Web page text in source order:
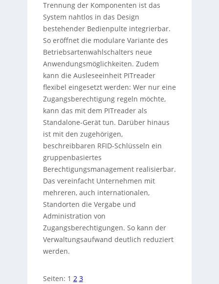
Trennung der Komponenten ist das
System nahtlos in das Design
bestehender Bedienpulte integrierbar.
So eröffnet die modulare Variante des
Betriebsartenwahlschalters neue
Anwendungsmöglichkeiten. Zudem
kann die Ausleseeinheit PITreader
flexibel eingesetzt werden: Wer nur eine
Zugangsberechtigung regeln möchte,
kann das mit dem PITreader als
Standalone-Gerät tun. Darüber hinaus
ist mit den zugehörigen,
beschreibbaren RFID-Schlüsseln ein
gruppenbasiertes
Berechtigungsmanagement realisierbar.
Das vereinfacht Unternehmen mit
mehreren, auch internationalen,
Standorten die Vergabe und
Administration von
Zugangsberechtigungen. So kann der
Verwaltungsaufwand deutlich reduziert
werden.
Seiten: 1 2 3